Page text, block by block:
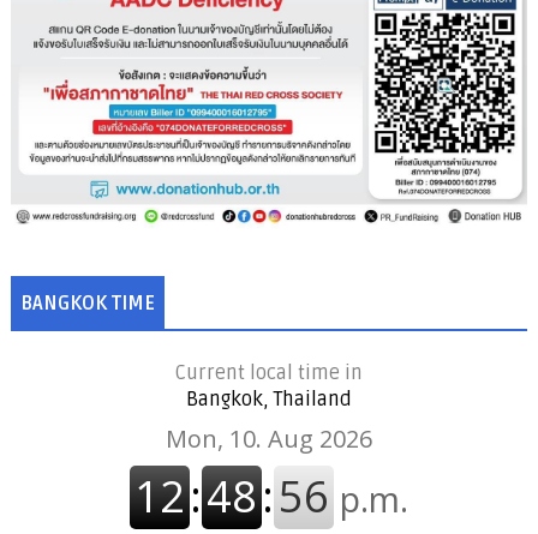
BANGKOK TIME
Current local time in
Bangkok, Thailand